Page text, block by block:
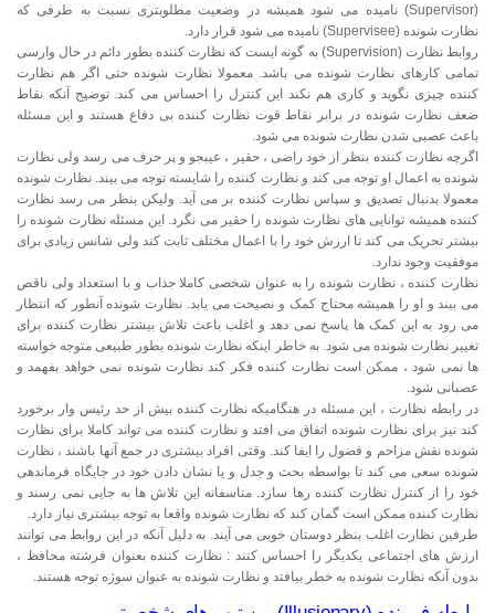
(Supervisor) نامیده می شود همیشه در وضعیت مطلوبتری نسبت به طرفی که
نظارت شونده (Supervisee) نامیده می شود قرار دارد.
روابط نظارت (Supervision) به گونه ایست که نظارت کننده بطور دائم در حال وارسی
تمامی کارهای نظارت شونده می باشد. معمولا نظارت شونده حتی اگر هم نظارت
کننده چیزی نگوید و کاری هم نکند این کنترل را احساس می کند. توضیح آنکه نقاط
ضعف نظارت شونده در برابر نقاط قوت نظارت کننده بی دفاع هستند و این مسئله
باعث عصبی شدن نظارت شونده می شود.
اگرچه نظارت کننده بنظر از خود راضی ، حقیر ، عیبجو و پر حرف می رسد ولی نظارت
شونده به اعمال او توجه می کند و نظارت کننده را شایسته توجه می بیند. نظارت شونده
معمولا بدنبال تصدیق و سپاس نظارت کننده بر می آید. ولیکن بنظر می رسد نظارت
کننده همیشه توانایی های نظارت شونده را حقیر می نگرد. این مسئله نظارت شونده را
بیشتر تحریک می کند تا ارزش خود را با اعمال مختلف ثابت کند ولی شانس زیادی برای
موفقیت وجود ندارد.
نظارت کننده ، نظارت شونده را به عنوان شخصی کاملا جذاب و با استعداد ولی ناقص
می بیند و او را همیشه محتاج کمک و نصیحت می یابد. نظارت شونده آنطور که انتظار
می رود به این کمک ها پاسخ نمی دهد و اغلب باعث تلاش بیشتر نظارت کننده برای
تغییر نظارت شونده می شود. به خاطر اینکه نظارت شونده بطور طبیعی متوجه خواسته
ها نمی شود ، ممکن است نظارت کننده فکر کند نظارت شونده نمی خواهد بفهمد و
عصبانی شود.
در رابطه نظارت ، این مسئله در هنگامیکه نظارت کننده بیش از حد رئیس وار برخورد
کند نیز برای نظارت شونده اتفاق می افتد و نظارت کننده می تواند کاملا برای نظارت
شونده نقش مزاحم و فضول را ایفا کند. وقتی افراد بیشتری در جمع آنها باشند ، نظارت
شونده سعی می کند تا بواسطه بحث و جدل و یا نشان دادن خود در جایگاه فرماندهی
خود را از کنترل نظارت کننده رها سازد. متاسفانه این تلاش ها به جایی نمی رسند و
نظارت کننده ممکن است گمان کند که نظارت شونده واقعا به توجه بیشتری نیاز دارد.
طرفین نظارت اغلب بنظر دوستان خوبی می آيند. به دلیل آنکه در این روابط می توانند
ارزش های اجتماعی یکدیگر را احساس کنند : نظارت کننده بعنوان فرشته محافظ ،
بدون آنکه نظارت شونده به خطر بیافتد و نظارت شونده به عنوان سوژه توجه هستند.